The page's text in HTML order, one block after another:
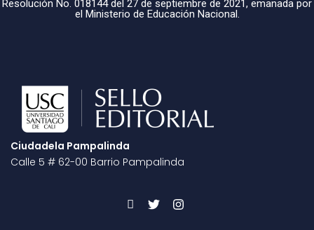
Resolución No. 018144 del 27 de septiembre de 2021, emanada por
el Ministerio de Educación Nacional.
Ciudadela Pampalinda
Calle 5 # 62-00 Barrio Pampalinda